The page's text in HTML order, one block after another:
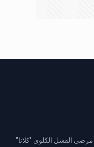
مرضى الفشل الكلوي "كلانا"